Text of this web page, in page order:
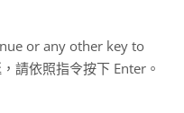
or any other key to
請依照指令按下 Enter。